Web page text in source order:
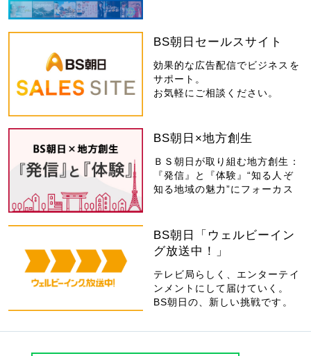
BS朝日セールスサイト
効果的な広告配信でビジネスを
サポート。
お気軽にご相談ください。
BS朝日×地方創生
ＢＳ朝日が取り組む地方創生：
『発信』と『体験』“知る人ぞ
知る地域の魅力”にフォーカス
BS朝日「ウェルビーイン
グ放送中！」
テレビ局らしく、エンターテイ
ンメントにして届けていく。
BS朝日の、新しい挑戦です。